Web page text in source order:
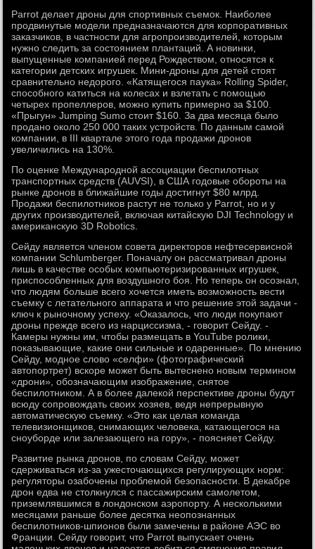
Parrot делает дроны для спортивных съемок. Наиболее
продвинутые модели предназначаются для корпоративных
заказчиков, в частности для агропроизводителей, которым
нужно следить за состоянием плантаций. А новинки,
выпущенные компанией перед Рождеством, относятся к
категории детских игрушек. Мини-дроны для детей стоят
сравнительно недорого. «Катящегося паука» Rolling Spider,
способного катиться на колесах и взлетать с помощью
четырех пропеллеров, можно купить примерно за $100.
«Прыгун» Jumping Sumo стоит $160. За два месяца было
продано около 250 000 таких устройств. По данным самой
компании, в III квартале этого года продажи дронов
увеличились на 130%.
По оценке Международной ассоциации беспилотных
транспортных средств (AUVSI), в США годовые обороты на
рынке дронов в ближайшие годы достигнут $80 млрд.
Продажи беспилотников растут не только у Parrot, но и у
других производителей, включая китайскую DJI Technology и
американскую 3D Robotics.
Сейду является членом совета директоров нефтесервисной
компании Schlumberger. Поначалу он рассматривал дроны
лишь в качестве особых компьютеризированных игрушек,
приспособленных для воздушного боя. Но теперь он осознал,
что людям больше всего хочется иметь возможность вести
съемку с летательного аппарата и что решение этой задачи -
ключ к рыночному успеху. «Оказалось, что люди покупают
дроны прежде всего из нарциссизма, - говорит Сейду. -
Камеры нужны им, чтобы размещать в YouTube ролики,
показывающие, какие они сильные и одаренные». По мнению
Сейду, модное слово «селфи» (фотографический
автопортрет) вскоре может быть вытеснено новым термином
«дрони», обозначающим изображение, снятое
беспилотником. А в более далекой перспективе дроны будут
всюду сопровождать своих хозяев, ведя непрерывную
автоматическую съемку. «Это как целая команда
телевизионщиков, снимающих человека, катающегося на
сноуборде или залезающего на гору», - поясняет Сейду.
Развитие рынка дронов, по словам Сейду, может
сдерживаться из-за ужесточающихся регулирующих норм:
регуляторы озабочены проблемой безопасности. В декабре
дрон едва не столкнулся с пассажирским самолетом,
приземлявшимся в лондонском аэропорту. А несколькими
месяцами раньше более десятка неопознанных
беспилотников-шпионов были замечены в районе АЭС во
Франции. Сейду говорит, что Parrot выпускает очень